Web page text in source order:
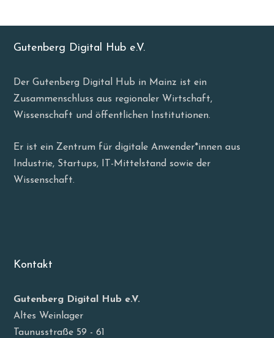
Gutenberg Digital Hub e.V.
Der Gutenberg Digital Hub in Mainz ist ein
Zusammenschluss aus regionaler Wirtschaft,
Wissenschaft und öffentlichen Institutionen.
Er ist ein Zentrum für digitale Anwender*innen aus
Industrie, Startups, IT-Mittelstand sowie der
Wissenschaft.
Kontakt
Gutenberg Digital Hub e.V.
Altes Weinlager
Taunusstraße 59 - 61